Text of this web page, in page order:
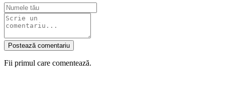
Postează comentariu
Fii primul care comentează.